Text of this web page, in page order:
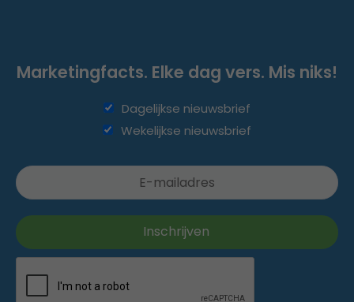
Marketingfacts. Elke dag vers. Mis niks!
Dagelijkse nieuwsbrief
Wekelijkse nieuwsbrief